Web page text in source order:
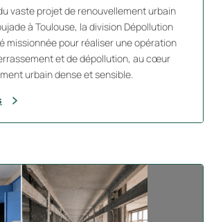
vaste projet de renouvellement urbain
à Toulouse, la division Dépollution
missionnée pour réaliser une opération
et de dépollution, au cœur
urbain dense et sensible.